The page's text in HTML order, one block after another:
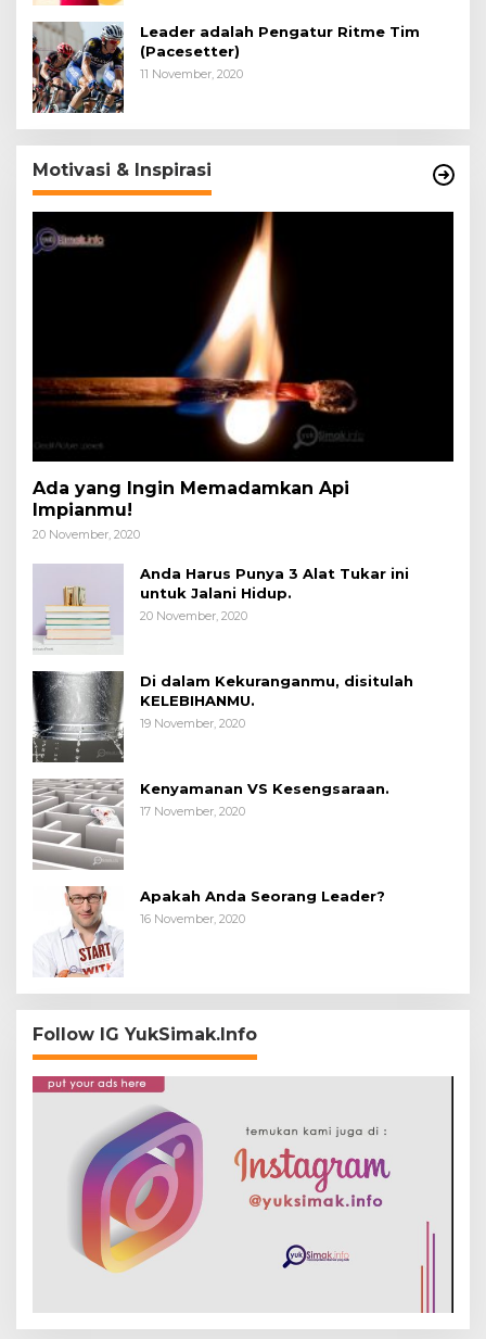
Leader adalah Pengatur Ritme Tim
(Pacesetter)
11 November, 2020
Motivasi & Inspirasi
Ada yang Ingin Memadamkan Api
Impianmu!
20 November, 2020
Anda Harus Punya 3 Alat Tukar ini
untuk Jalani Hidup.
20 November, 2020
Di dalam Kekuranganmu, disitulah
KELEBIHANMU.
19 November, 2020
Kenyamanan VS Kesengsaraan.
17 November, 2020
Apakah Anda Seorang Leader?
16 November, 2020
Follow IG YukSimak.Info